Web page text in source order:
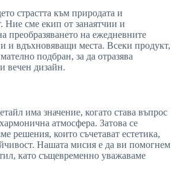
страстта към природата и
Ние сме екип от занаятчии и
преобразяването на ежедневните
и вдъхновяващи места. Всеки продукт,
подбран, за да отразява
вечен дизайн.
има значение, когато става въпрос
атмосфера. Затова се
решения, които съчетават естетика,
Нашата мисия е да ви помогнем
като същевременно уважаваме